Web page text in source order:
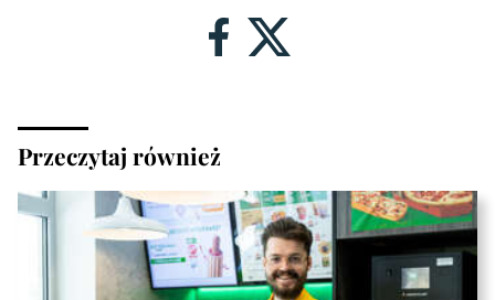
Przeczytaj również